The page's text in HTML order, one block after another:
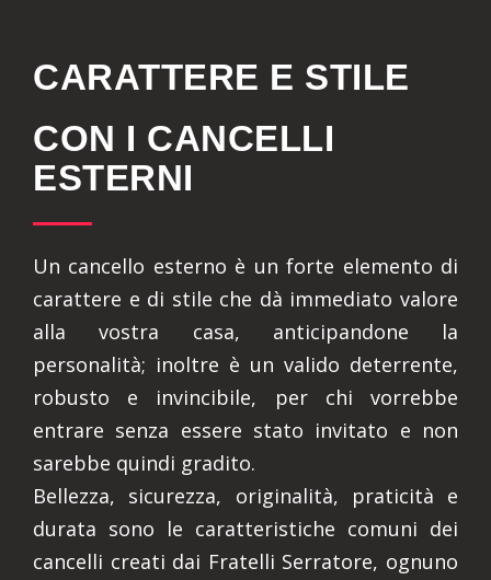
CARATTERE E STILE
CON I CANCELLI
ESTERNI
Un cancello esterno è un forte elemento di
carattere e di stile che dà immediato valore
alla vostra casa, anticipandone la
personalità; inoltre è un valido deterrente,
robusto e invincibile, per chi vorrebbe
entrare senza essere stato invitato e non
sarebbe quindi gradito.
Bellezza, sicurezza, originalità, praticità e
durata sono le caratteristiche comuni dei
cancelli creati dai Fratelli Serratore, ognuno